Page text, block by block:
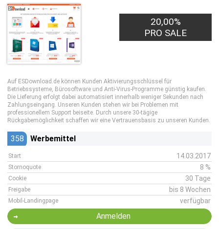
20,00%
PRO SALE
Auf ESDownload.de können Kunden Aktivierungsschlüssel für
Betriebssysteme, Bürosoftware und Anti-Virus-Programme günstig kaufen.
Die Lieferung erfolgt dabei automatisiert innerhalb weniger Sekunden nach
Zahlungseingang. Unseren Kunden stehen wir bei Problemen mit
professionellem Support beiseite. Durch unsere 30-tägige
Rückgabemöglichkeit schaffen wir eine Vertrauensbasis zu unseren Kunden.
358 Werbemittel
Start 14.03.2017
Stornoquote 8 %
Cookie 30 Tage
Freigabe bis 8 Wochen
Mobil-Landingpage verfügbar
Anmelden